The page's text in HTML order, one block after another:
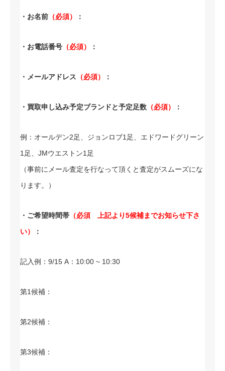
・お名前 （必須） ：
・お電話番号 （必須） ：
・メールアドレス （必須） ：
・買取申し込み予定ブランドと予定足数 （必須） ：
例：オールデン2足、ジョンロブ1足、エドワードグリーン
1足、JMウエストン1足
（事前にメール査定を行なって頂くと査定がスムーズにな
ります。）
・ご希望時間帯 （必須 上記より5候補までお知らせ下さ
い）
：
記入例：9/15 A：10:00 ~ 10:30
第1候補：
第2候補：
第3候補：